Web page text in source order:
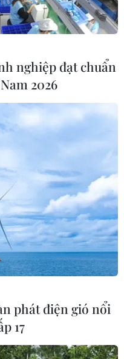
lửa
#Bắc Giang
nghiệp đạt chuẩn
2026
phát điện gió nổi
17